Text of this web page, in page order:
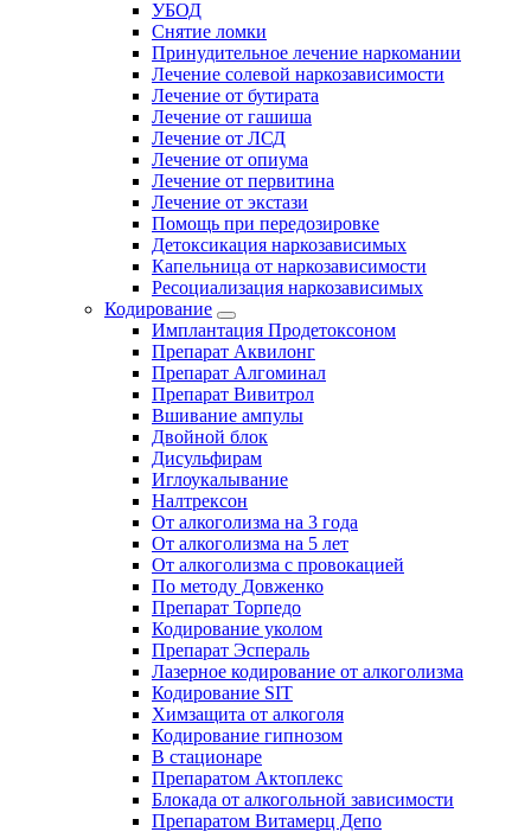
УБОД
Снятие ломки
Принудительное лечение наркомании
Лечение солевой наркозависимости
Лечение от бутирата
Лечение от гашиша
Лечение от ЛСД
Лечение от опиума
Лечение от первитина
Лечение от экстази
Помощь при передозировке
Детоксикация наркозависимых
Капельница от наркозависимости
Ресоциализация наркозависимых
Кодирование
Имплантация Продетоксоном
Препарат Аквилонг
Препарат Алгоминал
Препарат Вивитрол
Вшивание ампулы
Двойной блок
Дисульфирам
Иглоукалывание
Налтрексон
От алкоголизма на 3 года
От алкоголизма на 5 лет
От алкоголизма с провокацией
По методу Довженко
Препарат Торпедо
Кодирование уколом
Препарат Эспераль
Лазерное кодирование от алкоголизма
Кодирование SIT
Химзащита от алкоголя
Кодирование гипнозом
В стационаре
Препаратом Актоплекс
Блокада от алкогольной зависимости
Препаратом Витамерц Депо